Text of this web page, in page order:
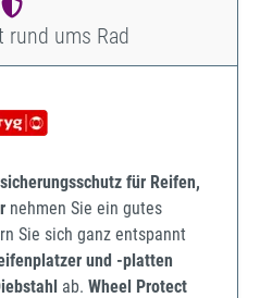
rund ums Rad
für Reifen,
nehmen Sie ein gutes
Sie sich ganz entspannt
und -platten
ab. Wheel Protect